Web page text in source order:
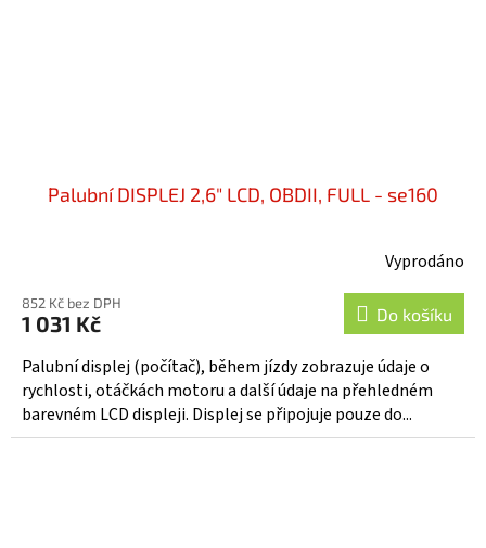
Palubní DISPLEJ 2,6" LCD, OBDII, FULL - se160
Vyprodáno
852 Kč bez DPH
1 031 Kč Do košíku
Palubní displej (počítač), během jízdy zobrazuje údaje o
rychlosti, otáčkách motoru a další údaje na přehledném
barevném LCD displeji. Displej se připojuje pouze do...